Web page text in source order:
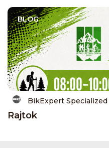
BLOG
BikExpert Specialized
Rajtok